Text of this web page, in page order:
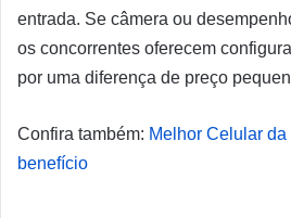
entrada. Se câmera ou
os concorrentes oferecem
por uma diferença de preço
Confira também: Melhor Celular
benefício